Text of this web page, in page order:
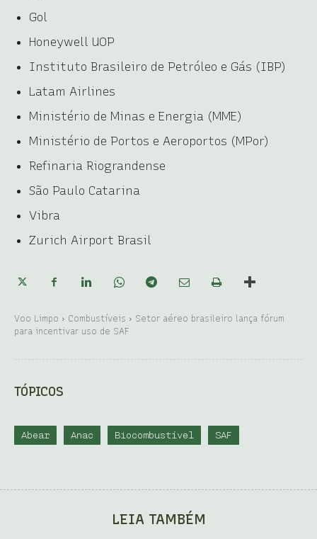
Gol
Honeywell UOP
Instituto Brasileiro de Petróleo e Gás (IBP)
Latam Airlines
Ministério de Minas e Energia (MME)
Ministério de Portos e Aeroportos (MPor)
Refinaria Riograndense
São Paulo Catarina
Vibra
Zurich Airport Brasil
Voo Limpo Combustíveis
Setor aéreo brasileiro lança fórum
para incentivar uso de SAF
TÓPICOS
Abear Anac Biocombustível SAF
LEIA TAMBÉM